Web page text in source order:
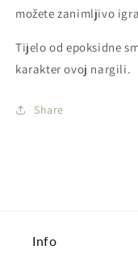
možete zanimljivo
Tijelo od epoksidne
karakter ovoj nargili.
Share
Info